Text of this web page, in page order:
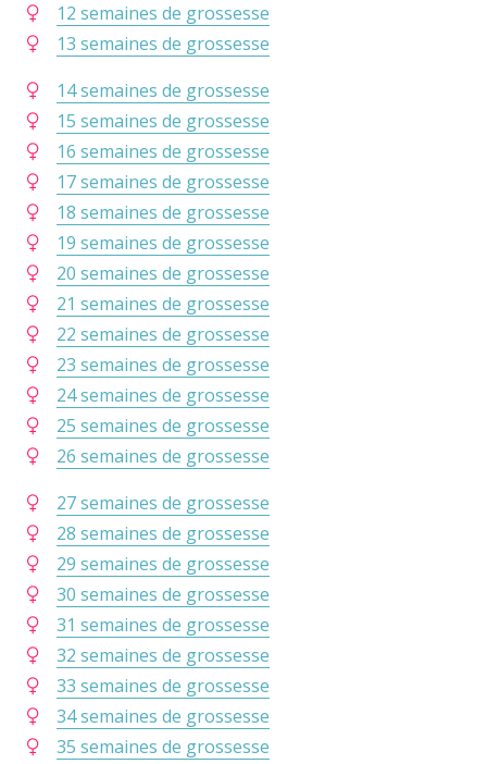
12 semaines de grossesse
13 semaines de grossesse
14 semaines de grossesse
15 semaines de grossesse
16 semaines de grossesse
17 semaines de grossesse
18 semaines de grossesse
19 semaines de grossesse
20 semaines de grossesse
21 semaines de grossesse
22 semaines de grossesse
23 semaines de grossesse
24 semaines de grossesse
25 semaines de grossesse
26 semaines de grossesse
27 semaines de grossesse
28 semaines de grossesse
29 semaines de grossesse
30 semaines de grossesse
31 semaines de grossesse
32 semaines de grossesse
33 semaines de grossesse
34 semaines de grossesse
35 semaines de grossesse